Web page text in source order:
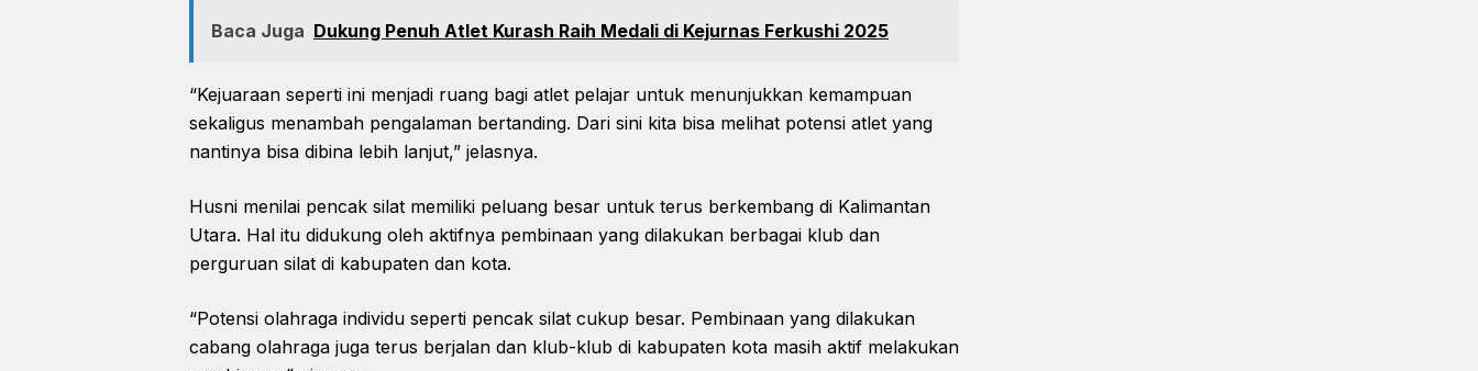
Baca Juga Dukung Penuh Atlet Kurash Raih Medali di Kejurnas Ferkushi 2025
“Kejuaraan seperti ini menjadi ruang bagi atlet pelajar untuk menunjukkan kemampuan
sekaligus menambah pengalaman bertanding. Dari sini kita bisa melihat potensi atlet yang
nantinya bisa dibina lebih lanjut,” jelasnya.
Husni menilai pencak silat memiliki peluang besar untuk terus berkembang di Kalimantan
Utara. Hal itu didukung oleh aktifnya pembinaan yang dilakukan berbagai klub dan
perguruan silat di kabupaten dan kota.
“Potensi olahraga individu seperti pencak silat cukup besar. Pembinaan yang dilakukan
cabang olahraga juga terus berjalan dan klub-klub di kabupaten kota masih aktif melakukan